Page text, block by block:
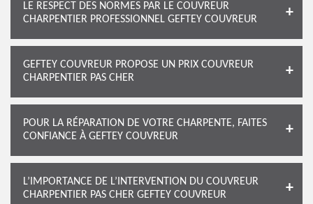
LE RESPECT DES NORMES PAR LE COUVREUR
CHARPENTIER PROFESSIONNEL GEFTEY COUVREUR
GEFTEY COUVREUR PROPOSE UN PRIX COUVREUR
CHARPENTIER PAS CHER
POUR LA RÉPARATION DE VOTRE CHARPENTE, FAITES
CONFIANCE À GEFTEY COUVREUR
L’IMPORTANCE DE L’INTERVENTION DU COUVREUR
CHARPENTIER PAS CHER GEFTEY COUVREUR